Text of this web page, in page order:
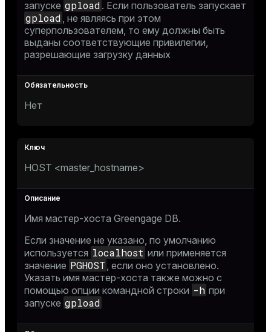
запуске gpload . Если пользователь запускает
gpload , не являясь при этом
суперпользователем, то ему должны быть
выданы соответствующие привилегии,
разрешающие загрузку данных
Нет
HOST <master_hostname>
Имя мастер-хоста Greengage DB.
Если значение не указано, по умолчанию
используется localhost или применяется
значение PGHOST , если оно установлено.
Указать имя мастер-хоста также можно с
помощью опции командной строки -h при
запуске gpload